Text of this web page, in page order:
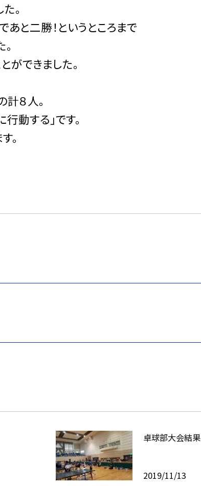
。
あと二勝！というところまで
ができました。
８人。
動する」です。
。
卓球部大会結果
2019/11/13